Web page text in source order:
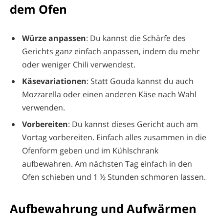
dem Ofen
Würze anpassen: Du kannst die Schärfe des
Gerichts ganz einfach anpassen, indem du mehr
oder weniger Chili verwendest.
Käsevariationen: Statt Gouda kannst du auch
Mozzarella oder einen anderen Käse nach Wahl
verwenden.
Vorbereiten: Du kannst dieses Gericht auch am
Vortag vorbereiten. Einfach alles zusammen in die
Ofenform geben und im Kühlschrank
aufbewahren. Am nächsten Tag einfach in den
Ofen schieben und 1 ½ Stunden schmoren lassen.
Aufbewahrung und Aufwärmen